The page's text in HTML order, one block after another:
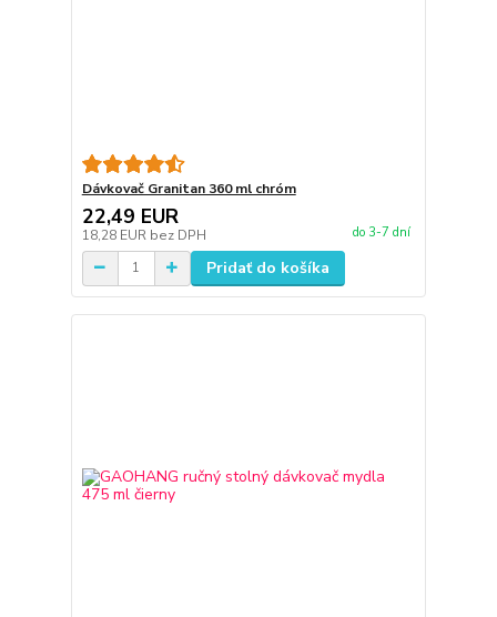
Dávkovač Granitan 360 ml chróm
22,49 EUR
18,28 EUR bez DPH do 3-7 dní
Pridať do košíka